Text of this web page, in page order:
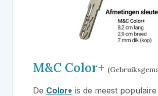
M&C Color+
De Color+ is de meest